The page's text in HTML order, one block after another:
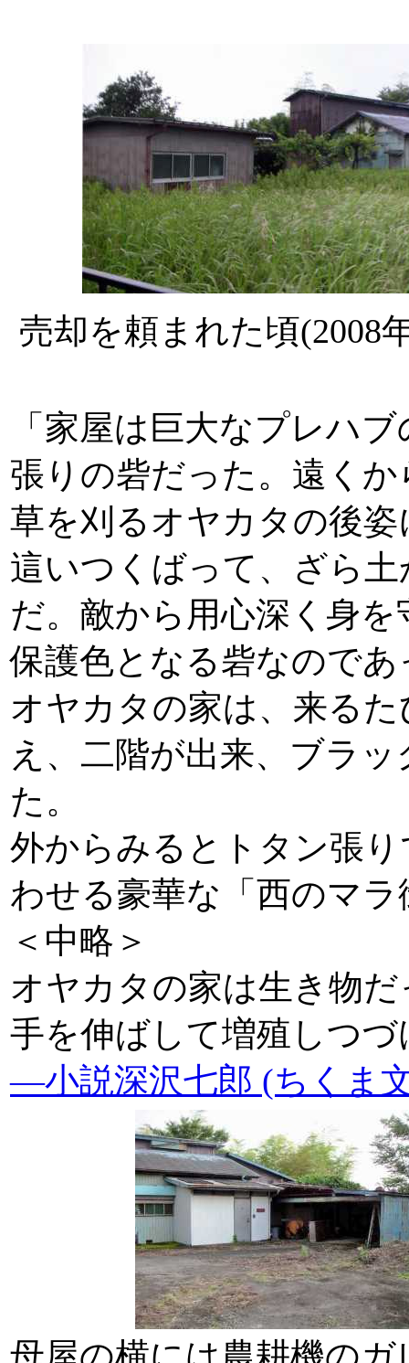
売却を頼まれた頃(2008
「家屋は巨大なプレハ
張りの砦だった。遠く
草を刈るオヤカタの後
這いつくばって、ざら
だ。敵から用心深く身
保護色となる砦なのであ
オヤカタの家は、来る
え、二階が出来、ブラ
た。
外からみるとトタン張
わせる豪華な「西のマ
＜中略＞
オヤカタの家は生き物
手を伸ばして増殖
―小説深沢七郎 (ちくま